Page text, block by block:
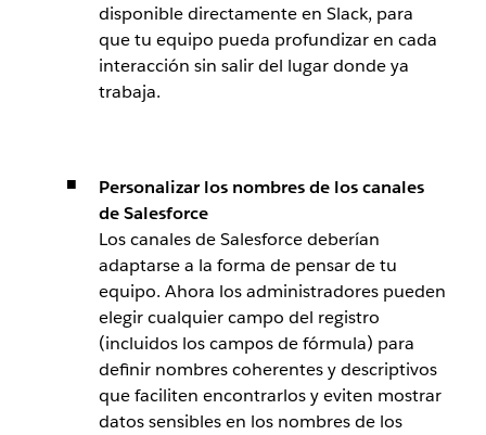
disponible directamente en Slack, para
que tu equipo pueda profundizar en cada
interacción sin salir del lugar donde ya
trabaja.
Personalizar los nombres de los canales
de Salesforce
Los canales de Salesforce deberían
adaptarse a la forma de pensar de tu
equipo. Ahora los administradores pueden
elegir cualquier campo del registro
(incluidos los campos de fórmula) para
definir nombres coherentes y descriptivos
que faciliten encontrarlos y eviten mostrar
datos sensibles en los nombres de los